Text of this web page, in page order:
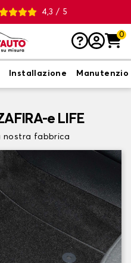
4,3 / 5
0
Installazione
e LIFE
nostra fabbrica